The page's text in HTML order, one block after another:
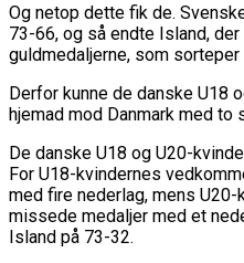
Og netop dette fik de.
73-66, og så endte Island,
guldmedaljerne, som
Derfor kunne de danske U18
hjemad mod Danmark med to
De danske U18 og U20-
For U18-kvindernes
med fire nederlag, mens
missede medaljer med et
Island på 73-32.